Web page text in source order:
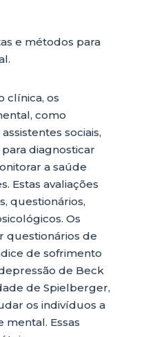
e métodos para
clínica, os
como
sociais,
diagnosticar
a saúde
Estas avaliações
questionários,
Os
questionários de
de sofrimento
de Beck
de Spielberger,
os indivíduos a
mental. Essas